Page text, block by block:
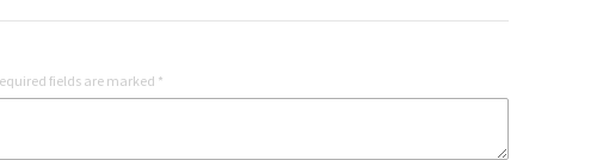
fields are marked *